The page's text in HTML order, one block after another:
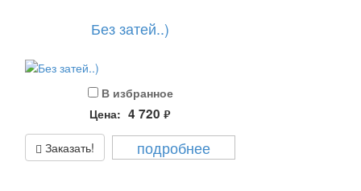
Без затей..)
В избранное
Цена: 4 720 руб.
Заказать! подробнее